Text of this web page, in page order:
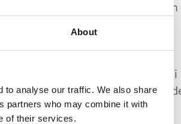
About
to analyse our traffic. We also share
partners who may combine it with
of their services.
yang tersedia melalui Layanan
“Isi”), Anda mungkin
bahwa Konten tidak
arah perjalanan,
lintas, lampu lalu lintas, instruksi
penilaian Anda yang